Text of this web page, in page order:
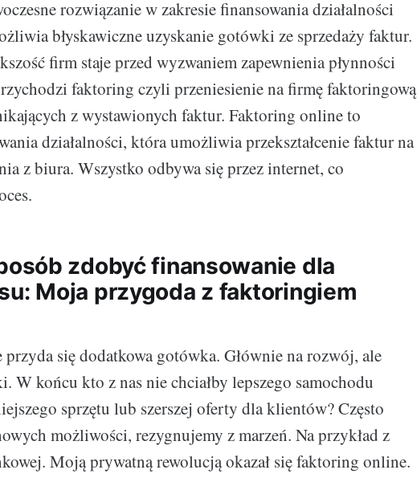
rozwiązanie w zakresie finansowania działalności
błyskawiczne uzyskanie gotówki ze sprzedaży faktur.
firm staje przed wyzwaniem zapewnienia płynności
faktoring czyli przeniesienie na firmę faktoringową
z wystawionych faktur. Faktoring online to
działalności, która umożliwia przekształcenie faktur na
z biura. Wszystko odbywa się przez internet, co
zdobyć finansowanie dla
Moja przygoda z faktoringiem
się dodatkowa gotówka. Głównie na rozwój, ale
W końcu kto z nas nie chciałby lepszego samochodu
sprzętu lub szerszej oferty dla klientów? Często
możliwości, rezygnujemy z marzeń. Na przykład z
Moją prywatną rewolucją okazał się faktoring online.